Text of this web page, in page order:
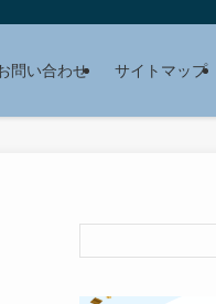
問い合わせ サイトマップ